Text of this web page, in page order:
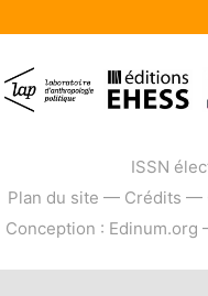
ISSN
Plan du site — Crédits —
Conception : Edinum.org